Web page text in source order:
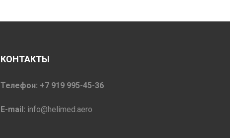
КОНТАКТЫ
Телефон: +7 919 995-45-36
E-mail: info@helimed.aero